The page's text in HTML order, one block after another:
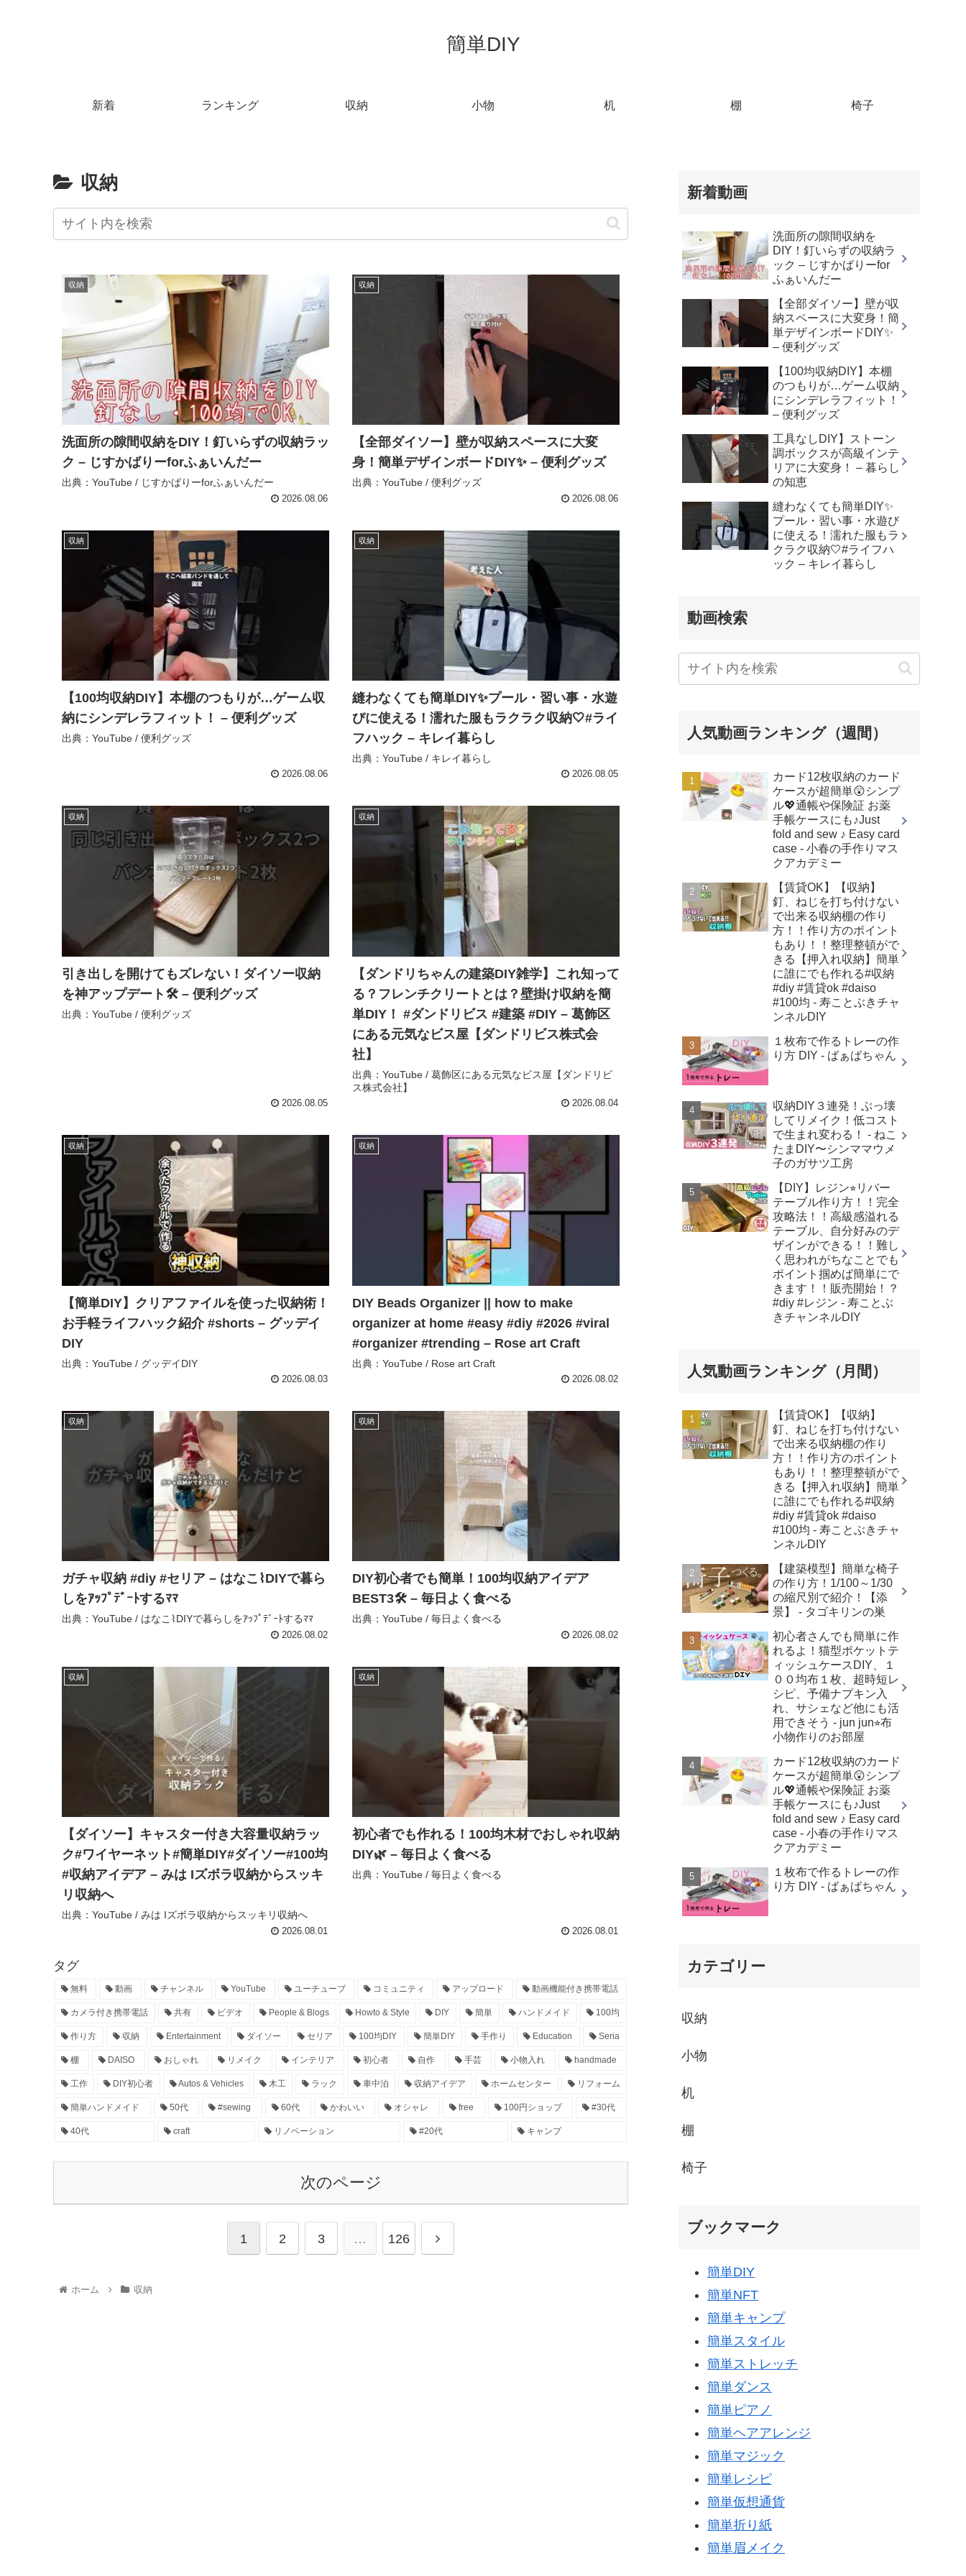
簡単DIY
新着 ランキング 収納 小物 机 棚 椅子
収納
収納
洗面所の隙間収納をDIY！釘いらずの収納ラッ
ク – じすかばりーforふぁいんだー
出典：YouTube / じすかばりーforふぁいんだー
2026.08.06
収納
【全部ダイソー】壁が収納スペースに大変
身！簡単デザインボードDIY✨ – 便利グッズ
出典：YouTube / 便利グッズ
2026.08.06
収納
【100均収納DIY】本棚のつもりが…ゲーム収
納にシンデレラフィット！ – 便利グッズ
出典：YouTube / 便利グッズ
2026.08.06
収納
縫わなくても簡単DIY✨プール・習い事・水遊
びに使える！濡れた服もラクラク収納🤍⁡#ライ
フハック – キレイ暮らし
出典：YouTube / キレイ暮らし
2026.08.05
収納
引き出しを開けてもズレない！ダイソー収納
を神アップデート🛠️ – 便利グッズ
出典：YouTube / 便利グッズ
2026.08.05
収納
【ダンドリちゃんの建築DIY雑学】これ知って
る？フレンチクリートとは？壁掛け収納を簡
単DIY！ #ダンドリビス #建築 #DIY – 葛飾区
にある元気なビス屋【ダンドリビス株式会
社】
出典：YouTube / 葛飾区にある元気なビス屋【ダンドリビ
ス株式会社】
2026.08.04
収納
【簡単DIY】クリアファイルを使った収納術！
お手軽ライフハック紹介 #shorts – グッデイ
DIY
出典：YouTube / グッデイDIY
2026.08.03
収納
DIY Beads Organizer || how to make
organizer at home #easy #diy #2026 #viral
#organizer #trending – Rose art Craft
出典：YouTube / Rose art Craft
2026.08.02
収納
ガチャ収納 #diy #セリア – はなこ⌇DIYで暮ら
しをｱｯﾌﾟﾃﾞｰﾄするﾏﾏ
出典：YouTube / はなこ⌇DIYで暮らしをｱｯﾌﾟﾃﾞｰﾄするﾏﾏ
2026.08.02
収納
DIY初心者でも簡単！100均収納アイデア
BEST3🛠️ – 毎日よく食べる
出典：YouTube / 毎日よく食べる
2026.08.02
収納
【ダイソー】キャスター付き大容量収納ラッ
ク#ワイヤーネット#簡単DIY#ダイソー#100均
#収納アイデア – みは Iズボラ収納からスッキ
リ収納へ
出典：YouTube / みは Iズボラ収納からスッキリ収納へ
2026.08.01
収納
初心者でも作れる！100均木材でおしゃれ収納
DIY🌿 – 毎日よく食べる
出典：YouTube / 毎日よく食べる
2026.08.01
タグ
無料 動画 チャンネル YouTube ユーチューブ コミュニティ アップロード 動画機能付き携帯電話
カメラ付き携帯電話 共有 ビデオ People & Blogs Howto & Style DIY 簡単 ハンドメイド 100均
作り方 収納 Entertainment ダイソー セリア 100均DIY 簡単DIY 手作り Education Seria
棚 DAISO おしゃれ リメイク インテリア 初心者 自作 手芸 小物入れ handmade
工作 DIY初心者 Autos & Vehicles 木工 ラック 車中泊 収納アイデア ホームセンター リフォーム
簡単ハンドメイド 50代 #sewing 60代 かわいい オシャレ free 100円ショップ #30代
40代 craft リノベーション #20代 キャンプ
次のページ
1 2 3 … 126
ホーム 収納
新着動画
洗面所の隙間収納を
DIY！釘いらずの収納ラ
ック – じすかばりーfor
ふぁいんだー
【全部ダイソー】壁が収
納スペースに大変身！簡
単デザインボードDIY✨
– 便利グッズ
【100均収納DIY】本棚
のつもりが…ゲーム収納
にシンデレラフィット！
– 便利グッズ
工具なしDIY】ストーン
調ボックスが高級インテ
リアに大変身！ – 暮らし
の知恵
縫わなくても簡単DIY✨
プール・習い事・水遊び
に使える！濡れた服もラ
クラク収納🤍⁡#ライフハ
ック – キレイ暮らし
動画検索
人気動画ランキング（週間）
カード12枚収納のカード
ケースが超簡単😲シンプ
ル💖通帳や保険証 お薬
手帳ケースにも♪Just
fold and sew ♪ Easy card
case - 小春の手作りマス
クアカデミー
【賃貸OK】【収納】
釘、ねじを打ち付けない
で出来る収納棚の作り
方！！作り方のポイント
もあり！！整理整頓がで
きる【押入れ収納】簡単
に誰にでも作れる#収納
#diy #賃貸ok #daiso
#100均 - 寿ことぶきチャ
ンネルDIY
１枚布で作るトレーの作
り方 DIY - ばぁばちゃん
収納DIY３連発！ぶっ壊
してリメイク！低コスト
で生まれ変わる！ - ねこ
たまDIY〜シンママウメ
子のガサツ工房
【DIY】レジン⭐︎リバー
テーブル作り方！！完全
攻略法！！高級感溢れる
テーブル、自分好みのデ
ザインができる！！難し
く思われがちなことでも
ポイント掴めば簡単にで
きます！！販売開始！？
#diy #レジン - 寿ことぶ
きチャンネルDIY
人気動画ランキング（月間）
【賃貸OK】【収納】
釘、ねじを打ち付けない
で出来る収納棚の作り
方！！作り方のポイント
もあり！！整理整頓がで
きる【押入れ収納】簡単
に誰にでも作れる#収納
#diy #賃貸ok #daiso
#100均 - 寿ことぶきチャ
ンネルDIY
【建築模型】簡単な椅子
の作り方！1/100～1/30
の縮尺別で紹介！【添
景】 - タゴキリンの巣
初心者さんでも簡単に作
れるよ！猫型ポケットテ
ィッシュケースDIY、１
００均布１枚、超時短レ
シピ、予備ナプキン入
れ、サシェなど他にも活
用できそう - jun jun⭐︎布
小物作りのお部屋
カード12枚収納のカード
ケースが超簡単😲シンプ
ル💖通帳や保険証 お薬
手帳ケースにも♪Just
fold and sew ♪ Easy card
case - 小春の手作りマス
クアカデミー
１枚布で作るトレーの作
り方 DIY - ばぁばちゃん
カテゴリー
収納
小物
机
棚
椅子
ブックマーク
簡単DIY
簡単NFT
簡単キャンプ
簡単スタイル
簡単ストレッチ
簡単ダンス
簡単ピアノ
簡単ヘアアレンジ
簡単マジック
簡単レシピ
簡単仮想通貨
簡単折り紙
簡単眉メイク